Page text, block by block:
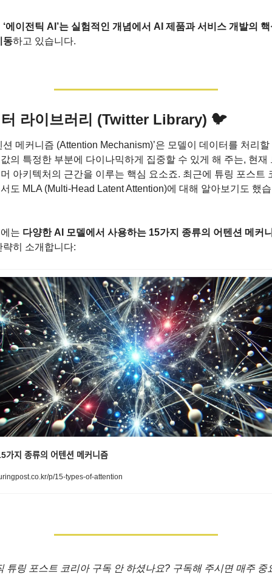
‘에이전틱 AI’는 실험적인 개념에서 AI 제품과 서비스 개발의
동하고 있습니다.
라이브러리 (Twitter Library) 🐦
션 메커니즘 (Attention Mechanism)’은 모델이 데이터를 처리할
의 특정한 부분에 다이나믹하게 집중할 수 있게 해 주는, 현재
아키텍처의 근간을 이루는 핵심 요소죠. 최근에 튜링 포스트
도 MLA (Multi-Head Latent Attention)에 대해 알아보기도 했
는 다양한 AI 모델에서 사용하는 15가지 종류의 어텐션 메커
략히 소개합니다:
종류의 어텐션 메커니즘
p/15-types-of-attention
튜링 포스트 코리아 구독 안 하셨나요? 구독해 주시면 매주 중